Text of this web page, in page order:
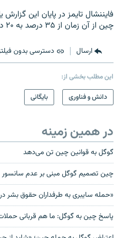
فایننشال تایمز در پایان این
چین از آن زمان از ۳۵ درصد به ۲۰ درصد تنزل کرده است.
ارسال دسترسی بدون
این مطلب بخشی از:
دانش و فناوری
بایگانی
در همین زمینه
گوگل به قوانین چین تن می‌دهد
چین تصمیم گوگل مبنی بر عدم سانسور
«حمله سایبری به طرفداران حقوق بشر
پاسخ چین به گوگل: ما هم قربانی